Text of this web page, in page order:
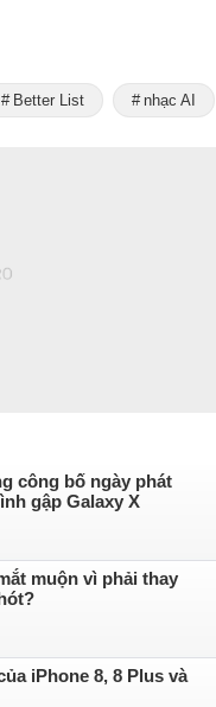
Better List nhạc AI
công bố ngày phát
gập Galaxy X
muộn vì phải thay
iPhone 8, 8 Plus và